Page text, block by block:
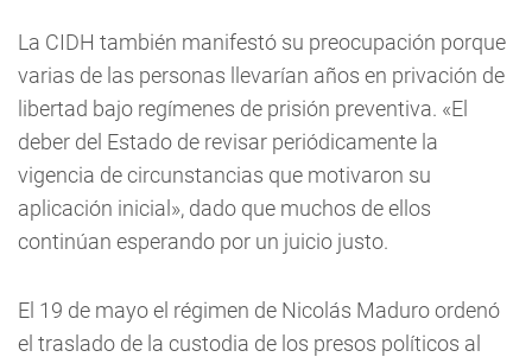
La CIDH también manifestó su preocupación porque
varias de las personas llevarían años en privación de
libertad bajo regímenes de prisión preventiva. «El
deber del Estado de revisar periódicamente la
vigencia de circunstancias que motivaron su
aplicación inicial», dado que muchos de ellos
continúan esperando por un juicio justo.
El 19 de mayo el régimen de Nicolás Maduro ordenó
el traslado de la custodia de los presos políticos al